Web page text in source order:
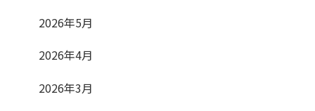
2026年5月
2026年4月
2026年3月